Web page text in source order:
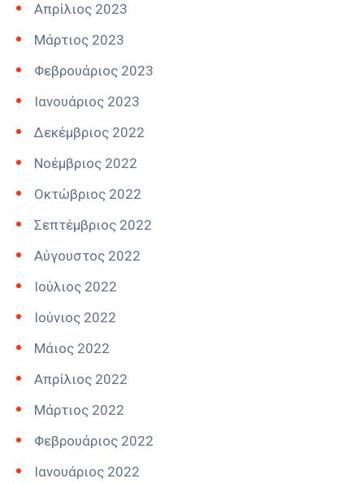
Απρίλιος 2023
Μάρτιος 2023
Φεβρουάριος 2023
Ιανουάριος 2023
Δεκέμβριος 2022
Νοέμβριος 2022
Οκτώβριος 2022
Σεπτέμβριος 2022
Αύγουστος 2022
Ιούλιος 2022
Ιούνιος 2022
Μάιος 2022
Απρίλιος 2022
Μάρτιος 2022
Φεβρουάριος 2022
Ιανουάριος 2022